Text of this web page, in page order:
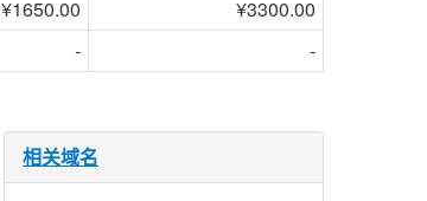
¥1650.00
¥3300.00
- -
相关域名